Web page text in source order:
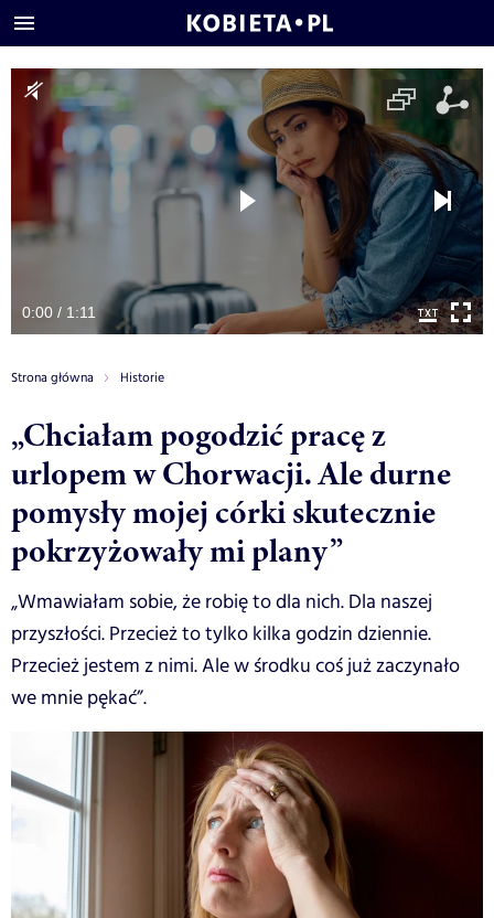
0:00 / 1:11
Strona główna Historie
„Chciałam pogodzić pracę z
urlopem w Chorwacji. Ale durne
pomysły mojej córki skutecznie
pokrzyżowały mi plany”
„Wmawiałam sobie, że robię to dla nich. Dla naszej
przyszłości. Przecież to tylko kilka godzin dziennie.
Przecież jestem z nimi. Ale w środku coś już zaczynało
we mnie pękać”.